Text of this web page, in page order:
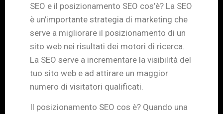
SEO e il posizionamento SEO cos’è? La SEO
è un’importante strategia di marketing che
serve a migliorare il posizionamento di un
sito web nei risultati dei motori di ricerca.
La SEO serve a incrementare la visibilità del
tuo sito web e ad attirare un maggior
numero di visitatori qualificati.
Il posizionamento SEO cos è? Quando una